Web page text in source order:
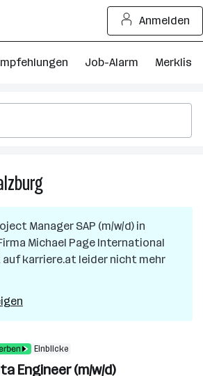
Anmelden
Job-Alarm Merkliste
132
SAP
in
Salzburg
Manager SAP (m/w/d) in
Michael Page International
karriere.at leider nicht mehr
Einblicke
Engineer (m/w/d)